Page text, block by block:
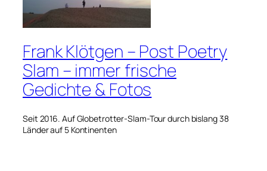
Frank Klötgen – Post Poetry
Slam – immer frische
Gedichte & Fotos
Seit 2016. Auf Globetrotter-Slam-Tour durch bislang 38
Länder auf 5 Kontinenten